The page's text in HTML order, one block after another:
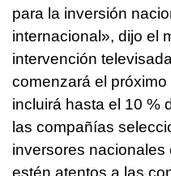
para la inversión
internacional», dijo el
intervención
comenzará el
incluirá hasta el 10 %
las compañías
inversores
estén atentos a las